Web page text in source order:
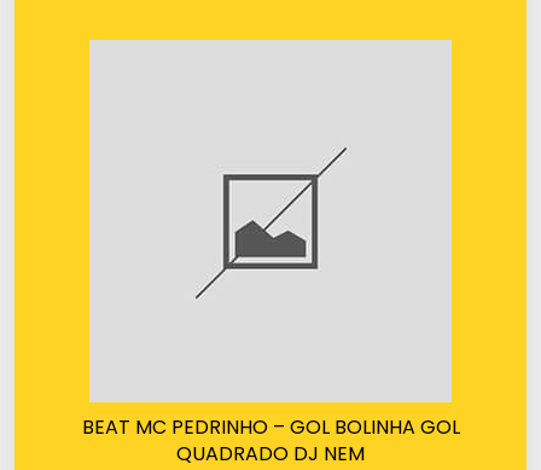
BEAT MC PEDRINHO – GOL BOLINHA GOL
QUADRADO DJ NEM